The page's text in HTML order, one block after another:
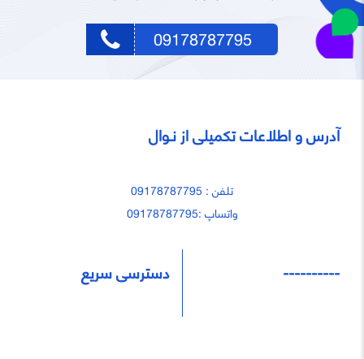
09178787795
آدرس و اطلاعات تکمیلی از نـوال
تلفن : 09178787795
واتساپ :09178787795
دسترسی سریع ----------